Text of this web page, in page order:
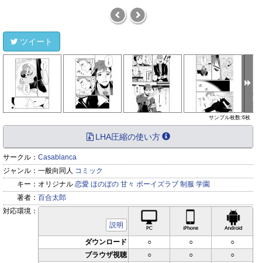
ツイート
サンプル枚数:6枚
LHA圧縮の使い方
サークル： Casablanca
ジャンル： 一般向同人 コミック
キー： オリジナル 恋愛 ほのぼの 甘々 ボーイズラブ 制服 学園
著者： 百合太郎
対応環境：
説明
iPhone対応
ダウンロード ○ ○
○
ブラウザ視聴
○ ○
○